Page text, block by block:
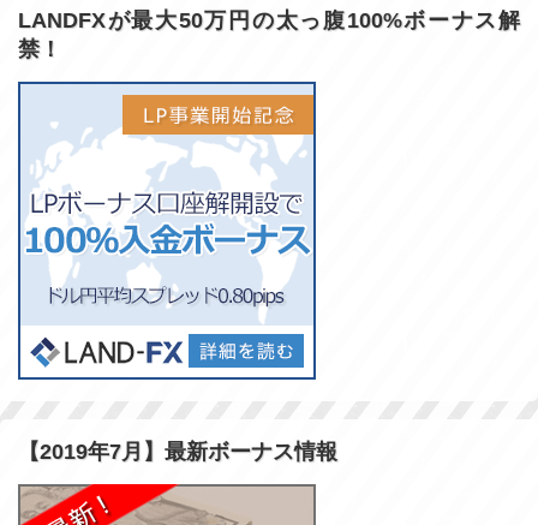
LANDFXが最大50万円の太っ腹100%ボーナス解
禁！
【2019年7月】最新ボーナス情報